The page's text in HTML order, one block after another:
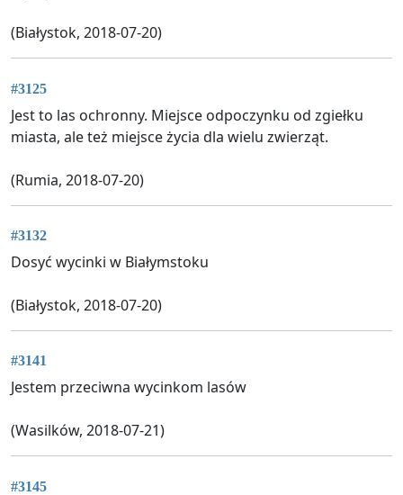
(Białystok, 2018-07-20)
#3125
Jest to las ochronny. Miejsce odpoczynku od zgiełku
miasta, ale też miejsce życia dla wielu zwierząt.
(Rumia, 2018-07-20)
#3132
Dosyć wycinki w Białymstoku
(Białystok, 2018-07-20)
#3141
Jestem przeciwna wycinkom lasów
(Wasilków, 2018-07-21)
#3145